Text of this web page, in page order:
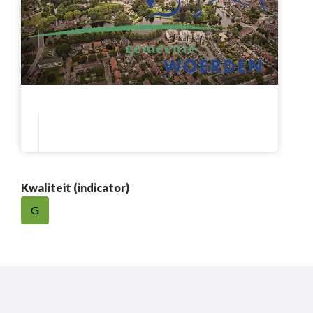
Kwaliteit (indicator)
G